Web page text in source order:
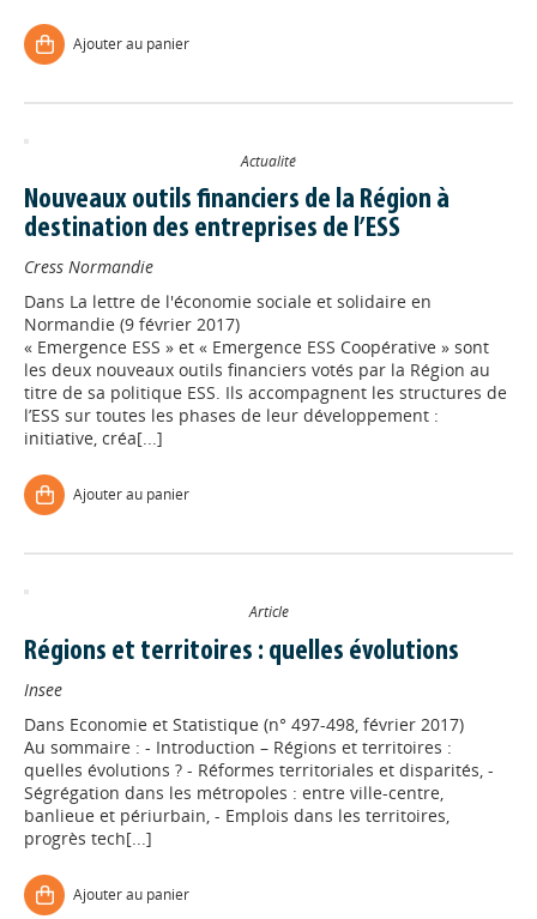
Ajouter au panier
Actualité
Nouveaux outils financiers de la Région à
destination des entreprises de l’ESS
Cress Normandie
Dans La lettre de l'économie sociale et solidaire en
Normandie (9 février 2017)
« Emergence ESS » et « Emergence ESS Coopérative » sont
les deux nouveaux outils financiers votés par la Région au
titre de sa politique ESS. Ils accompagnent les structures de
l’ESS sur toutes les phases de leur développement :
initiative, créa[...]
Ajouter au panier
Article
Régions et territoires : quelles évolutions
Insee
Dans Economie et Statistique (n° 497-498, février 2017)
Au sommaire : - Introduction – Régions et territoires :
quelles évolutions ? - Réformes territoriales et disparités, -
Ségrégation dans les métropoles : entre ville-centre,
banlieue et périurbain, - Emplois dans les territoires,
progrès tech[...]
Ajouter au panier